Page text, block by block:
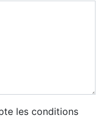
les conditions